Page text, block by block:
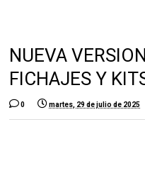
NUEVA
FICHAJES Y
0 martes, 29 de julio de 2025